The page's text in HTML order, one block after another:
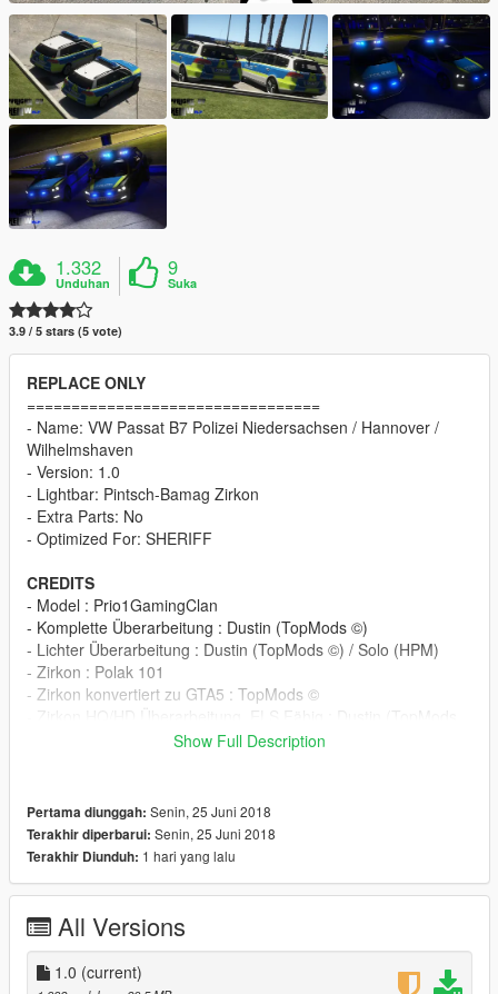
1.332
Unduhan
9
Suka
3.9 / 5 stars (5 vote)
REPLACE ONLY
=================================
- Name: VW Passat B7 Polizei Niedersachsen / Hannover /
Wilhelmshaven
- Version: 1.0
- Lightbar: Pintsch-Bamag Zirkon
- Extra Parts: No
- Optimized For: SHERIFF
CREDITS
- Model : Prio1GamingClan
- Komplette Überarbeitung : Dustin (TopMods ©)
- Lichter Überarbeitung : Dustin (TopMods ©) / Solo (HPM)
- Zirkon : Polak 101
- Zirkon konvertiert zu GTA5 : TopMods ©
- ELS.XML: Dustin (TopMods ©)
- Livery: TheLaw (HPM)
Step 1:ORIGNAL
Step2: Use OpenIV to import the Files to "/Grand Theft Auto
V/mods/update/x64/dlcpacks/patchday9ng/dlc.rpf/x64/levels/gt
Show Full Description
Pertama diunggah: Senin, 25 Juni 2018
Terakhir diperbarui: Senin, 25 Juni 2018
Terakhir Diunduh: 1 hari yang lalu
All Versions
1.0 (current)